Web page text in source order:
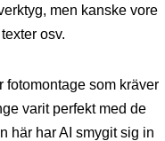
men kanske vore
osv.
som kräver
varit perfekt med de
här har AI smygit sig in